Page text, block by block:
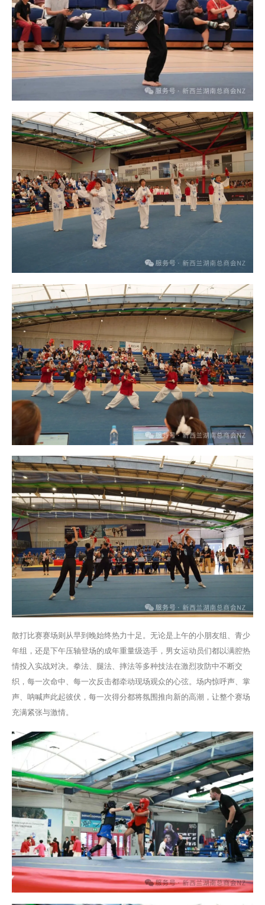
散打比赛赛场则从早到晚始终热力十足。无论是上午的小朋友组、青少
年组，还是下午压轴登场的成年重量级选手，男女运动员们都以满腔热
情投入实战对决。拳法、腿法、摔法等多种技法在激烈攻防中不断交
织，每一次命中、每一次反击都牵动现场观众的心弦。场内惊呼声、掌
声、呐喊声此起彼伏，每一次得分都将氛围推向新的高潮，让整个赛场
充满紧张与激情。